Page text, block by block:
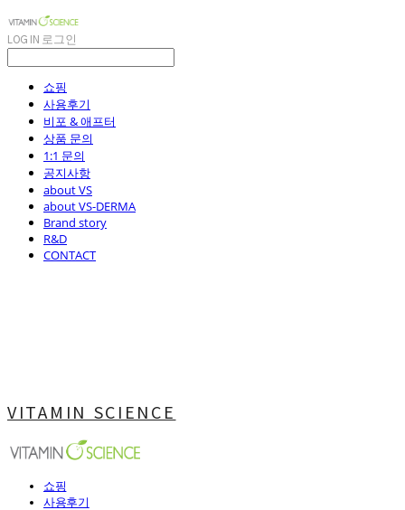
LOG IN 로그인
쇼핑
사용후기
비포 & 애프터
상품 문의
1:1 문의
공지사항
about VS
about VS-DERMA
Brand story
R&D
CONTACT
VITAMIN SCIENCE
쇼핑
사용후기